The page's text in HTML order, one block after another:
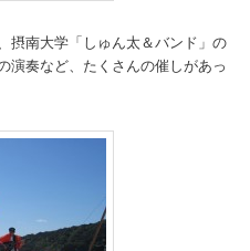
摂南大学「しゅん太＆バンド」の
演奏など、たくさんの催しがあっ